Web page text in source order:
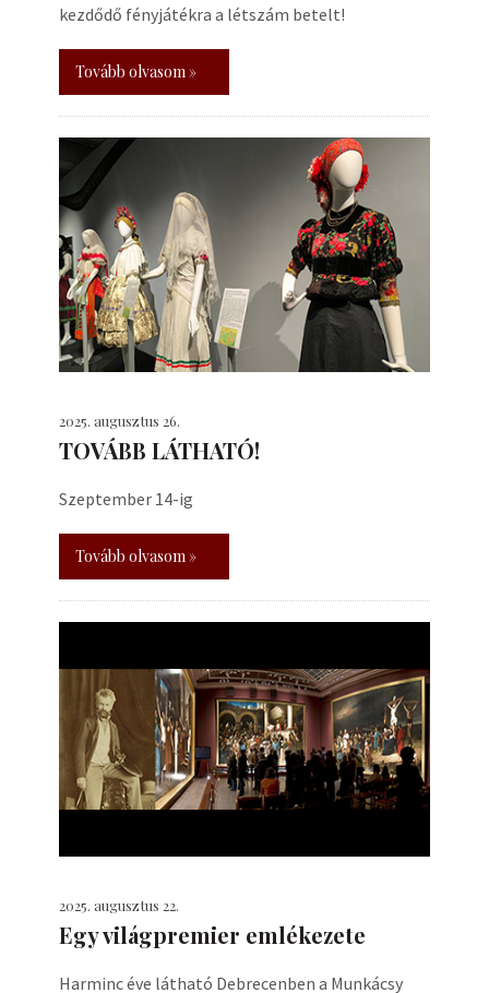
kezdődő fényjátékra a létszám betelt!
Tovább olvasom »
2025. augusztus 26.
TOVÁBB LÁTHATÓ!
Szeptember 14-ig
Tovább olvasom »
2025. augusztus 22.
Egy világpremier emlékezete
Harminc éve látható Debrecenben a Munkácsy